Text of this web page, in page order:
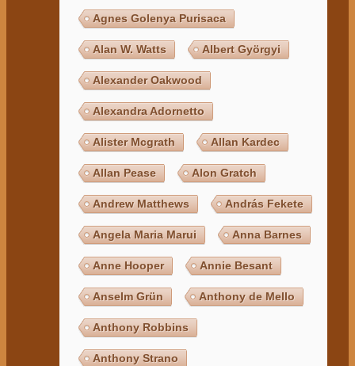
Agnes Golenya Purisaca
Alan W. Watts Albert Györgyi
Alexander Oakwood
Alexandra Adornetto
Alister Mcgrath Allan Kardec
Allan Pease Alon Gratch
Andrew Matthews András Fekete
Angela Maria Marui Anna Barnes
Anne Hooper Annie Besant
Anselm Grün Anthony de Mello
Anthony Robbins
Anthony Strano